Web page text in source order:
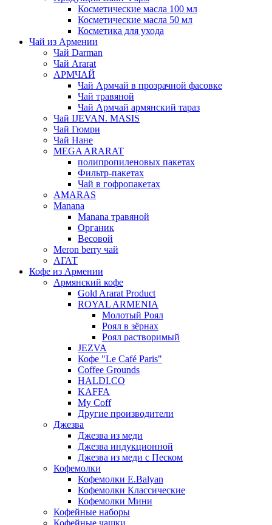
Косметические масла 100 мл
Косметические масла 50 мл
Косметика для ухода
Чай из Армении
Чай Darman
Чай Ararat
АРМЧАЙ
Чай Армчай в прозрачной фасовке
Чай травяной
Чай Армчай армянский тараз
Чай IJEVAN. MASIS
Чай Гюмри
Чай Нане
MEGA ARARAT
полипропиленовых пакетах
Фильтр-пакетах
Чай в гофропакетах
AMARAS
Manana
Manana травяной
Органик
Весовой
Meron berry чай
АГАТ
Кофе из Армении
Армянский кофе
Gold Ararat Product
ROYAL ARMENIA
Молотый Роял
Роял в зёрнах
Роял растворимый
JEZVA
Кофе "Le Café Paris"
Coffee Grounds
HALDI.CO
KAFFA
My Coff
Другие производители
Джезва
Джезва из меди
Джезва индукционной
Джезва из меди с Песком
Кофемолки
Кофемолки E.Balyan
Кофемолки Классические
Кофемолки Мини
Кофейные наборы
Кофейные чашки